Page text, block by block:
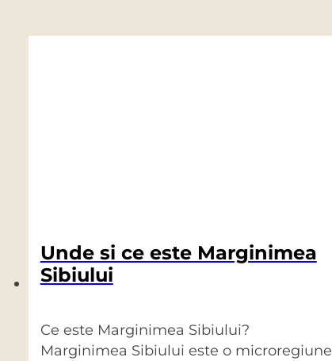
Unde si ce este Marginimea
Sibiului
Ce este Marginimea Sibiului?
Marginimea Sibiului este o microregiune